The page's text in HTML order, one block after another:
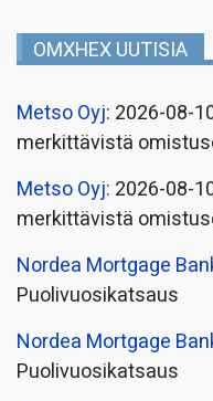
OMXHEX UUTISIA
Metso Oyj: 2026-08-
merkittävistä
Metso Oyj: 2026-08-
merkittävistä
Nordea Mortgage
Puolivuosikatsaus
Nordea Mortgage
Puolivuosikatsaus